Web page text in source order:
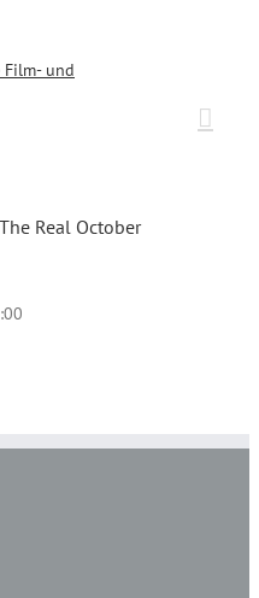
Real October